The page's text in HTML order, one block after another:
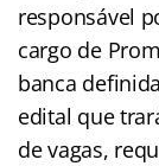
responsável
cargo de
banca
edital que
de vagas,